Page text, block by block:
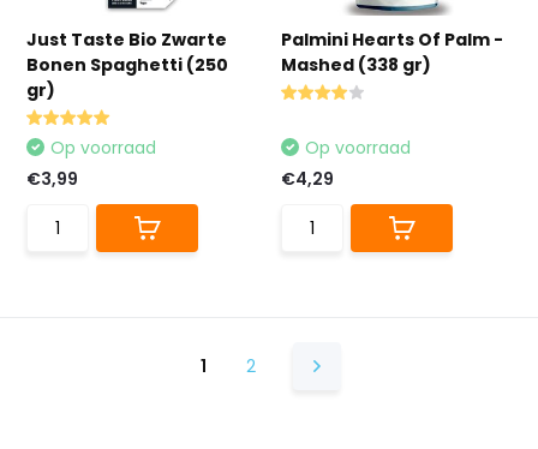
Just Taste Bio Zwarte
Bonen Spaghetti (250
gr)
Op voorraad
€3,99
Palmini Hearts Of Palm -
Mashed (338 gr)
Op voorraad
€4,29
1 2